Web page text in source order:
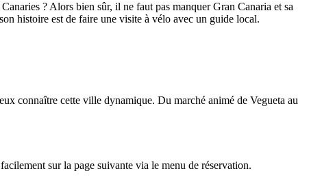
? Alors bien sûr, il ne faut pas manquer Gran Canaria et sa
histoire est de faire une visite à vélo avec un guide local.
connaître cette ville dynamique. Du marché animé de Vegueta au
sur la page suivante via le menu de réservation.